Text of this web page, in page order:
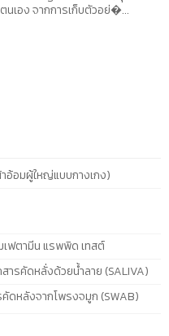
นเอง จากการเก็บตัวอย่�...
อ้อมผู้ใหญ่แบบกางเกง)
เฟตามีน แรพพิด เทสต์
ารคัดหลั่งด้วยน้ำลาย (SALIVA)
ดหลังจากโพรงจมูก (SWAB)